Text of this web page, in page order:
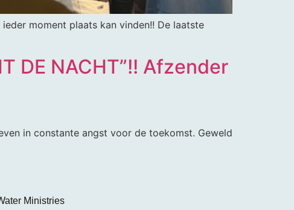
moment plaats kan vinden!! De laatste
DE NACHT”!! Afzender
in constante angst voor de toekomst. Geweld
Ministries